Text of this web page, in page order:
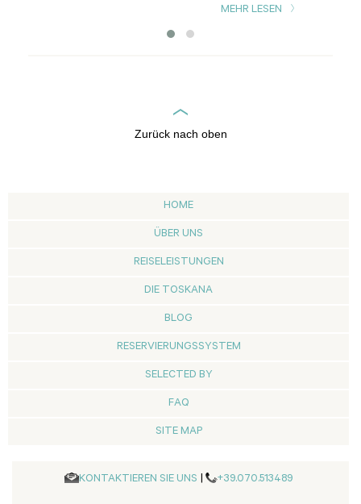
MEHR LESEN
Zurück nach oben
HOME
ÜBER UNS
REISELEISTUNGEN
DIE TOSKANA
BLOG
RESERVIERUNGSSYSTEM
SELECTED BY
FAQ
SITE MAP
KONTAKTIEREN SIE UNS | +39.070.513489